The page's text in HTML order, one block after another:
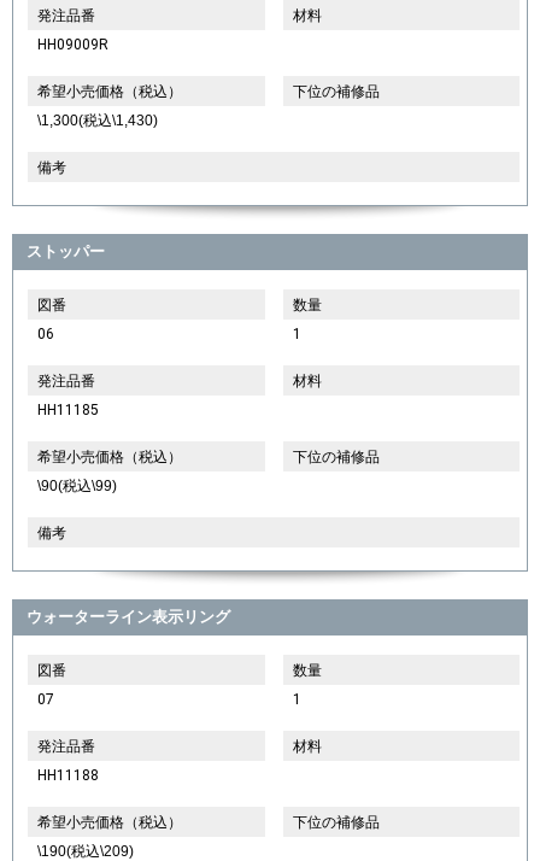
発注品番
HH09009R
材料
希望小売価格（税込）
\1,300(税込\1,430)
下位の補修品
備考
ストッパー
図番
06
数量
1
発注品番
HH11185
材料
希望小売価格（税込）
\90(税込\99)
下位の補修品
備考
ウォーターライン表示リング
図番
07
数量
1
発注品番
HH11188
材料
希望小売価格（税込）
\190(税込\209)
下位の補修品